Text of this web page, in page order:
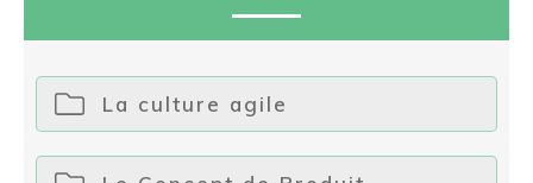
La culture agile